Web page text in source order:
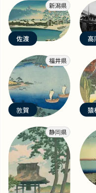
新潟県
佐渡 高
福井県
敦賀 猿
静岡県